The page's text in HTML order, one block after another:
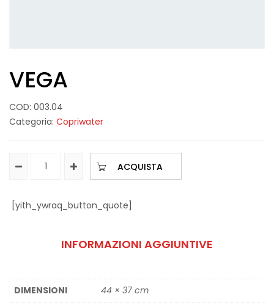
VEGA
COD: 003.04
Categoria: Copriwater
ACQUISTA
[yith_ywraq_button_quote]
INFORMAZIONI AGGIUNTIVE
DIMENSIONI 44 × 37 cm